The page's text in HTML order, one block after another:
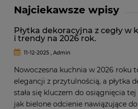
Najciekawsze wpisy
Płytka dekoracyjna z cegły w
i trendy na 2026 rok.
11-12-2025 , Admin
Nowoczesna kuchnia w 2026 roku
elegancji z przytulnością, a płytka
stała się kluczem do osiągnięcia
jak bielone odcienie nawiązujące